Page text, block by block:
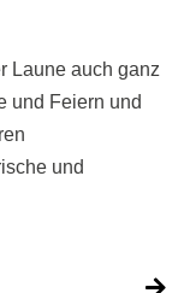
Laune auch ganz
und Feiern und
und